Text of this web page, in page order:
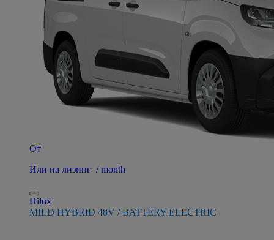
От
Или на лизинг / month
Hilux
MILD HYBRID 48V / BATTERY ELECTRIC